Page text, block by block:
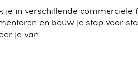
in verschillende commerciële
en bouw je stap voor
je van